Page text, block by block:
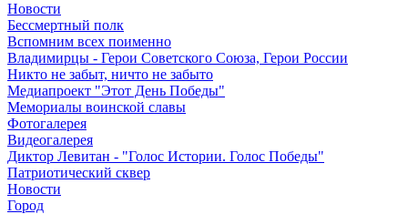
Новости
Бессмертный полк
Вспомним всех поименно
Владимирцы - Герои Советского Союза, Герои России
Никто не забыт, ничто не забыто
Медиапроект "Этот День Победы"
Мемориалы воинской славы
Фотогалерея
Видеогалерея
Диктор Левитан - "Голос Истории. Голос Победы"
Патриотический сквер
Новости
Город